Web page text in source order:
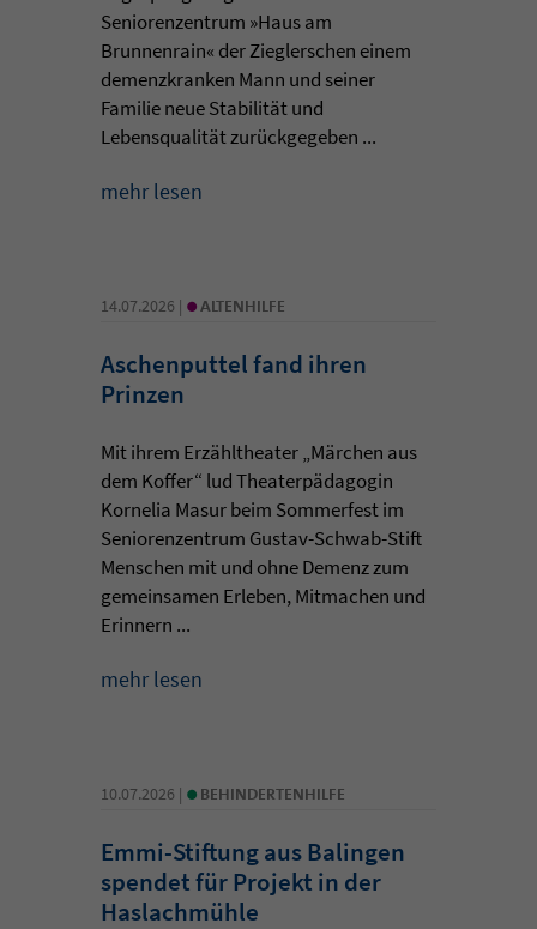
Seniorenzentrum »Haus am
Brunnenrain« der Zieglerschen einem
demenzkranken Mann und seiner
Familie neue Stabilität und
Lebensqualität zurückgegeben ...
mehr lesen
14.07.2026 | • ALTENHILFE
Aschenputtel fand ihren
Prinzen
Mit ihrem Erzähltheater „Märchen aus
dem Koffer“ lud Theaterpädagogin
Kornelia Masur beim Sommerfest im
Seniorenzentrum Gustav-Schwab-Stift
Menschen mit und ohne Demenz zum
gemeinsamen Erleben, Mitmachen und
Erinnern ...
mehr lesen
10.07.2026 | • BEHINDERTENHILFE
Emmi-Stiftung aus Balingen
spendet für Projekt in der
Haslachmühle